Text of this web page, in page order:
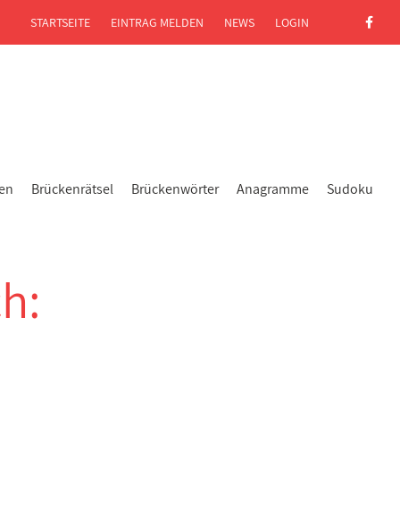
Brückenrätsel Brückenwörter Anagramme Sudoku
STARTSEITE EINTRAG MELDEN NEWS LOGIN